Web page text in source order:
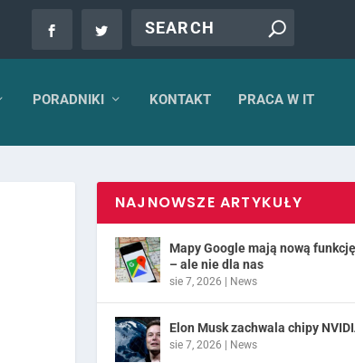
PORADNIKI KONTAKT PRACA W IT
NAJNOWSZE ARTYKUŁY
Mapy Google mają nową funkcję
– ale nie dla nas
sie 7, 2026 | News
Elon Musk zachwala chipy
sie 7, 2026 | News